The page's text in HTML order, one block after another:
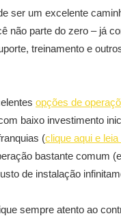
ser um excelente
não parte do zero – já
treinamento e
opções de
baixo investimento
(clique aqui e
bastante comum
de instalação
sempre atento ao